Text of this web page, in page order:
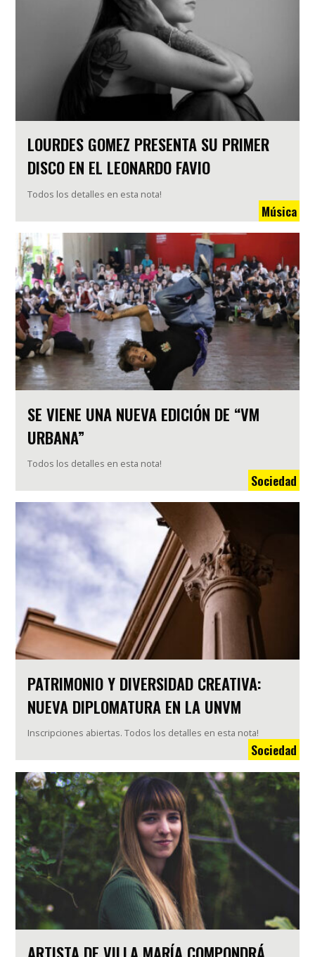
LOURDES GOMEZ PRESENTA SU PRIMER
DISCO EN EL LEONARDO FAVIO
Todos los detalles en esta nota!
Música
SE VIENE UNA NUEVA EDICIÓN DE “VM
URBANA”
Todos los detalles en esta nota!
Sociedad
PATRIMONIO Y DIVERSIDAD CREATIVA:
NUEVA DIPLOMATURA EN LA UNVM
Inscripciones abiertas. Todos los detalles en esta nota!
Sociedad
ARTISTA DE VILLA MARÍA COMPONDRÁ